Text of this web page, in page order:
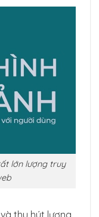
lớn lượng truy
thu hút lượng